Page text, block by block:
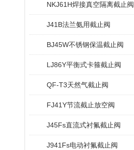
NKJ61H焊接真空隔离截止阀
J41B法兰氨用截止阀
BJ45W不锈钢保温截止阀
LJ86Y平衡式卡箍截止阀
QF-T3天然气截止阀
FJ41Y节流截止放空阀
J45Fs直流式衬氟截止阀
J941Fs电动衬氟截止阀